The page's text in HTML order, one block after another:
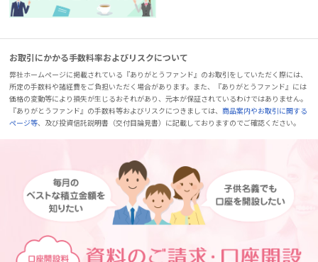
お取引にかかる手数料率およびリスクについて
弊社ホームページに掲載されている『ありがとうファンド』のお取引をしていただく際には、
所定の手数料や諸経費をご負担いただく場合があります。また、『ありがとうファンド』には
価格の変動等により損失が生じるおそれがあり、元本が保証されているわけではありません。
『ありがとうファンド』の手数料等およびリスクにつきましては、商品案内やお取引に関する
ページ等、及び投資信託説明書（交付目論見書）に記載しておりますのでご確認ください。